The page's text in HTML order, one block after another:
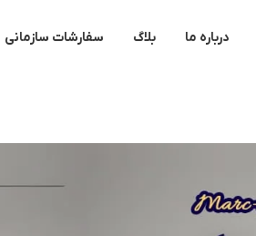
درباره ما بلاگ سفارشات سازمانی